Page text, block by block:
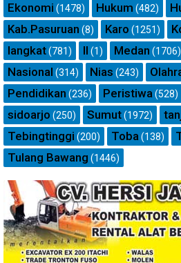
Ekonomi (1478) Hukum (482)
Kab.Pasuruan (8) Karo (1251)
langkat(781) ll (1) Medan (1706)
Nasional (314) Nias (243)
Pendidikan (236) Peristiwa(528)
sidoarjo (250) Sumut(1972)
Tebingtinggi (200) Toba(138)
Tulang Bawang (1446)